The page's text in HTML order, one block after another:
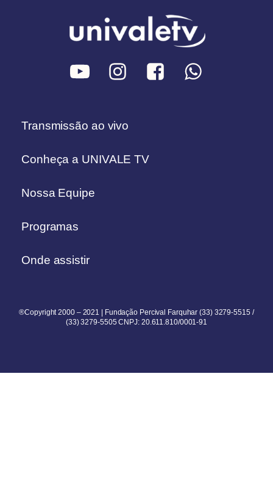
Transmissão ao vivo
Conheça a UNIVALE TV
Nossa Equipe
Programas
Onde assistir
®Copyright 2000 – 2021 | Fundação Percival Farquhar (33) 3279-5515 /
(33) 3279-5505 CNPJ: 20.611.810/0001-91